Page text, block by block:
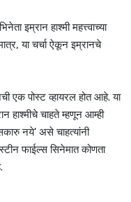
इम्रान हाश्मी महत्त्वाच्या
या चर्चा ऐकून इम्रानचे
एक पोस्ट व्हायरल होत आहे. या
हाश्मीचे चाहते म्हणून आम्ही
नये' असे चाहत्यांनी
फाईल्स सिनेमात कोणता